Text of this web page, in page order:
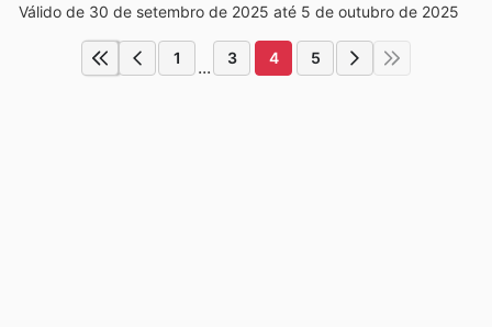
Válido de 30 de setembro de 2025 até 5 de outubro de 2025
1 ... 3 4 5